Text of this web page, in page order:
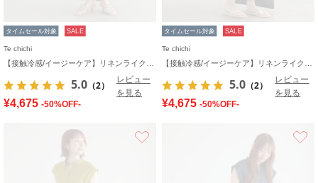
タイムセール対象 SALE
Te chichi
5.0 （2）
レビュー
を見る
¥4,675 -50%OFF-
タイムセール対象 SALE
Te chichi
5.0 （2）
レビュー
を見る
¥4,675 -50%OFF-